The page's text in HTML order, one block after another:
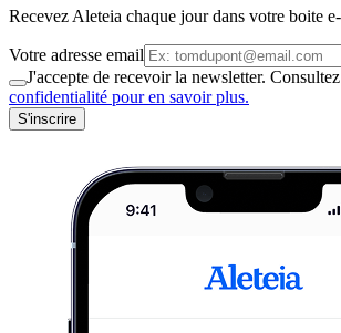
Recevez Aleteia chaque jour dans votre boite
Votre adresse email
J'accepte de recevoir la newsletter.
confidentialité pour en savoir plus.
S'inscrire